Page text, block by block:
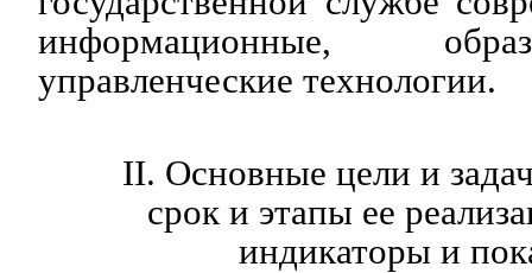
информационные,
управленческие технологии.
II. Основные цели и
срок и этапы ее
индикаторы и